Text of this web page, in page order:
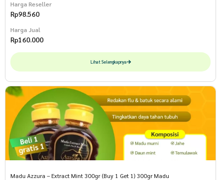
Harga Reseller
Rp98.560
Harga Jual
Rp160.000
Lihat Selengkapnya
Madu Azzura – Extract Mint 300gr (Buy 1 Get 1) 300gr Madu